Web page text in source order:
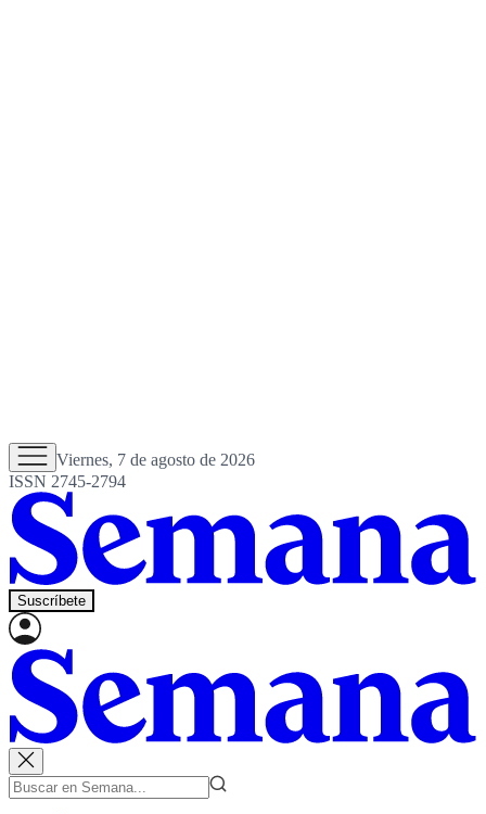
Viernes, 7 de agosto de 2026
ISSN 2745-2794
Suscríbete